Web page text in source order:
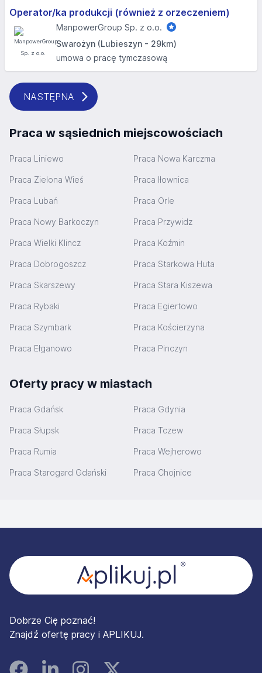
Operator/ka produkcji (również z orzeczeniem)
ManpowerGroup Sp. z o.o.
Swarożyn (Lubieszyn - 29km)
umowa o pracę tymczasową
NASTĘPNA
Praca w sąsiednich miejscowościach
Praca Liniewo Praca Nowa Karczma
Praca Zielona Wieś Praca Iłownica
Praca Lubań Praca Orle
Praca Nowy Barkoczyn Praca Przywidz
Praca Wielki Klincz Praca Koźmin
Praca Dobrogoszcz Praca Starkowa Huta
Praca Skarszewy Praca Stara Kiszewa
Praca Rybaki Praca Egiertowo
Praca Szymbark Praca Kościerzyna
Praca Ełganowo Praca Pinczyn
Oferty pracy w miastach
Praca Gdańsk Praca Gdynia
Praca Słupsk Praca Tczew
Praca Rumia Praca Wejherowo
Praca Starogard Gdański Praca Chojnice
Dobrze Cię poznać!
Znajdź ofertę pracy i APLIKUJ.
FacebookLinked InInstagramInstagram